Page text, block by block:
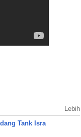
Lebih
Tank Isra